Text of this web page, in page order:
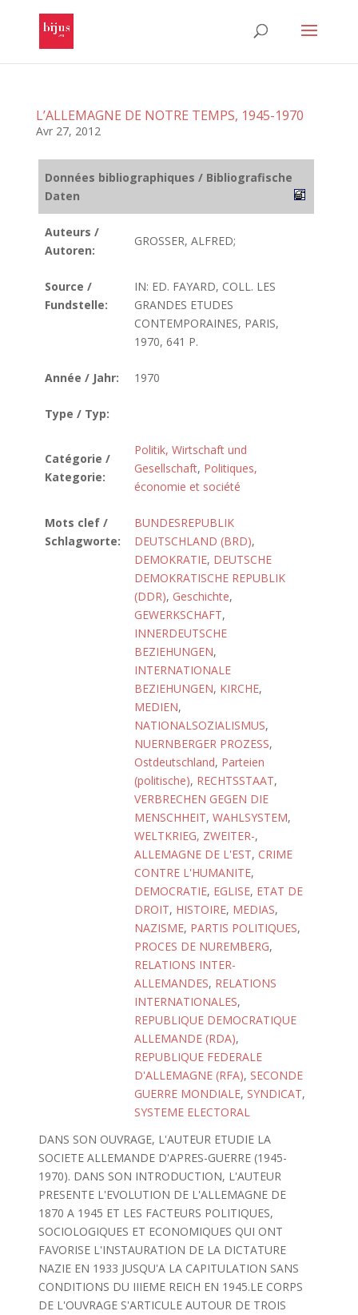
L’ALLEMAGNE DE NOTRE TEMPS, 1945-1970
Avr 27, 2012
Données bibliographiques / Bibliografische
Daten
Auteurs /
Autoren:
GROSSER, ALFRED;
Source /
Fundstelle:
IN: ED. FAYARD, COLL. LES
GRANDES ETUDES
CONTEMPORAINES, PARIS,
1970, 641 P.
Année / Jahr: 1970
Type / Typ:
Catégorie /
Kategorie:
Politik, Wirtschaft und
Gesellschaft, Politiques,
économie et société
Mots clef /
Schlagworte:
BUNDESREPUBLIK
DEUTSCHLAND (BRD),
DEMOKRATIE, DEUTSCHE
DEMOKRATISCHE REPUBLIK
(DDR), Geschichte,
GEWERKSCHAFT,
INNERDEUTSCHE
BEZIEHUNGEN,
INTERNATIONALE
BEZIEHUNGEN, KIRCHE,
MEDIEN,
NATIONALSOZIALISMUS,
NUERNBERGER PROZESS,
Ostdeutschland, Parteien
(politische), RECHTSSTAAT,
VERBRECHEN GEGEN DIE
MENSCHHEIT, WAHLSYSTEM,
WELTKRIEG, ZWEITER-,
ALLEMAGNE DE L'EST, CRIME
CONTRE L'HUMANITE,
DEMOCRATIE, EGLISE, ETAT DE
DROIT, HISTOIRE, MEDIAS,
NAZISME, PARTIS POLITIQUES,
PROCES DE NUREMBERG,
RELATIONS INTER-
ALLEMANDES, RELATIONS
INTERNATIONALES,
REPUBLIQUE DEMOCRATIQUE
ALLEMANDE (RDA),
REPUBLIQUE FEDERALE
D'ALLEMAGNE (RFA), SECONDE
GUERRE MONDIALE, SYNDICAT,
SYSTEME ELECTORAL
DANS SON OUVRAGE, L'AUTEUR ETUDIE LA
SOCIETE ALLEMANDE D'APRES-GUERRE (1945-
1970). DANS SON INTRODUCTION, L'AUTEUR
PRESENTE L'EVOLUTION DE L'ALLEMAGNE DE
1870 A 1945 ET LES FACTEURS POLITIQUES,
SOCIOLOGIQUES ET ECONOMIQUES QUI ONT
FAVORISE L'INSTAURATION DE LA DICTATURE
NAZIE EN 1933 JUSQU'A LA CAPITULATION SANS
CONDITIONS DU IIIEME REICH EN 1945.LE CORPS
DE L'OUVRAGE S'ARTICULE AUTOUR DE TROIS